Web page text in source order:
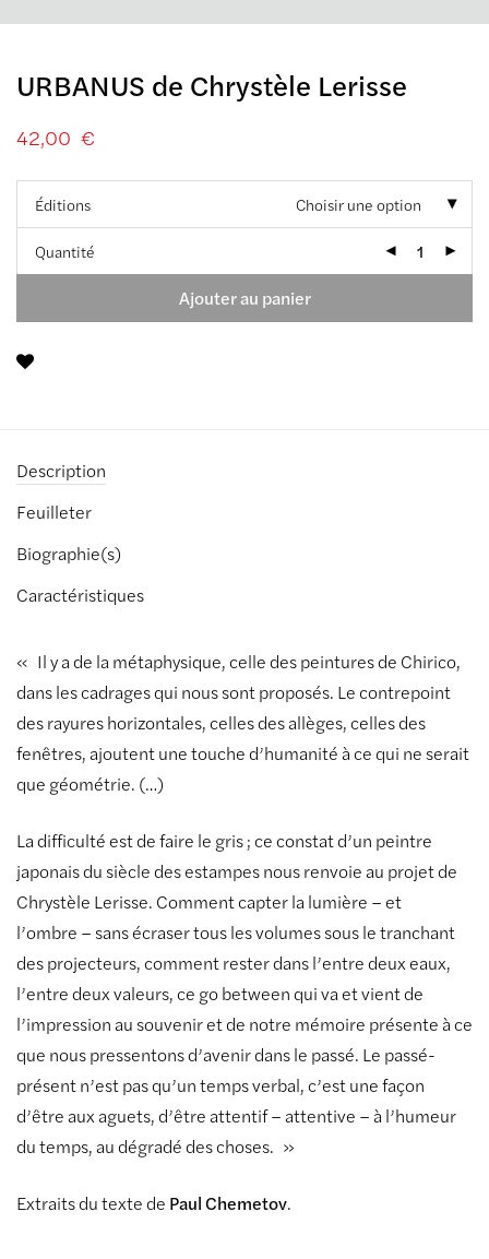
URBANUS de Chrystèle Lerisse
42,00 €
Éditions Choisir une option
Quantité
Ajouter au panier
Description
Feuilleter
Biographie(s)
Caractéristiques
« Il y a de la métaphysique, celle des peintures de Chirico,
dans les cadrages qui nous sont proposés. Le contrepoint
des rayures horizontales, celles des allèges, celles des
fenêtres, ajoutent une touche d’humanité à ce qui ne serait
que géométrie. (…)
La difficulté est de faire le gris ; ce constat d’un peintre
japonais du siècle des estampes nous renvoie au projet de
Chrystèle Lerisse. Comment capter la lumière – et
l’ombre – sans écraser tous les volumes sous le tranchant
des projecteurs, comment rester dans l’entre deux eaux,
l’entre deux valeurs, ce go between qui va et vient de
l’impression au souvenir et de notre mémoire présente à ce
que nous pressentons d’avenir dans le passé. Le passé-
présent n’est pas qu’un temps verbal, c’est une façon
d’être aux aguets, d’être attentif – attentive – à l’humeur
du temps, au dégradé des choses. »
Extraits du texte de Paul Chemetov.